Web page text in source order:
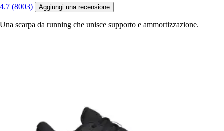
4.7 (8003) Aggiungi una recensione
Una scarpa da running che unisce supporto e ammortizzazione.